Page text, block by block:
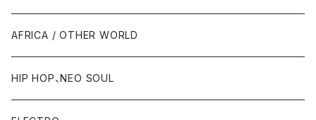
AFRICA / OTHER WORLD
HIP HOP、NEO SOUL